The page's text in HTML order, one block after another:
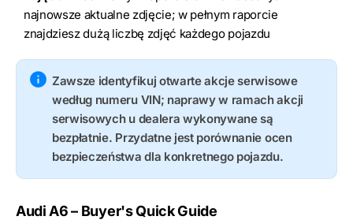
najnowsze aktualne zdjęcie; w pełnym raporcie
znajdziesz dużą liczbę zdjęć każdego pojazdu
Zawsze identyfikuj otwarte akcje serwisowe
według numeru VIN; naprawy w ramach akcji
serwisowych u dealera wykonywane są
bezpłatnie. Przydatne jest porównanie ocen
bezpieczeństwa dla konkretnego pojazdu.
Audi A6 – Buyer's Quick Guide